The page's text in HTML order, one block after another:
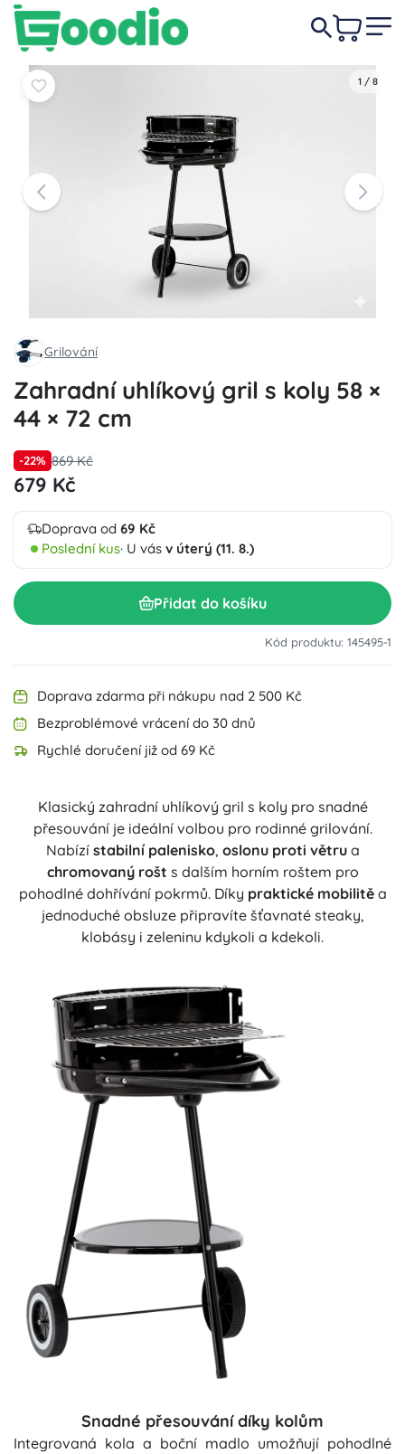
1 / 8
Grilování
Zahradní uhlíkový gril s koly 58 ×
44 × 72 cm
-22% 869 Kč
679 Kč
Doprava od 69 Kč
Poslední kus· U vás v úterý (11. 8.)
Přidat do košíku
Kód produktu: 145495-1
Doprava zdarma při nákupu nad 2 500 Kč
Bezproblémové vrácení do 30 dnů
Rychlé doručení již od 69 Kč
Klasický zahradní uhlíkový gril s koly pro snadné
přesouvání je ideální volbou pro rodinné grilování.
Nabízí stabilní palenisko, oslonu proti větrua
chromovaný rošt s dalším horním roštem pro
pohodlné dohřívání pokrmů. Díky praktické mobilitěa
jednoduché obsluze připravíte šťavnaté steaky,
klobásy i zeleninu kdykoli a kdekoli.
Snadné přesouvání díky kolům
Integrovaná kola a boční madlo umožňují pohodlné
-22% 869 Kč
679 Kč Do košíku